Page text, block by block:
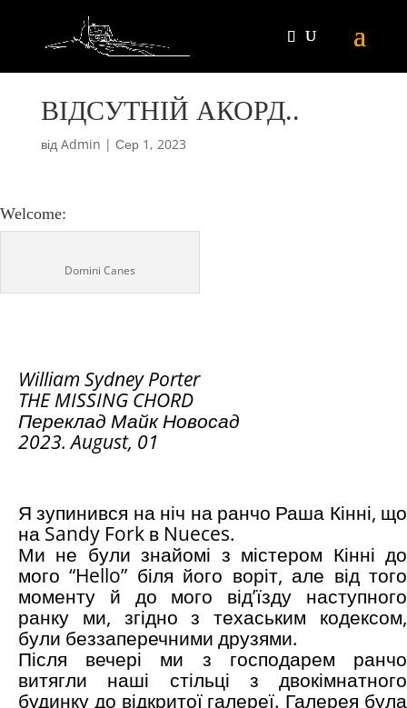
ВІДСУТНІЙ АКОРД..
від Admin | Сер 1, 2023
Welcome:
Domini Canes
William Sydney Porter
THE MISSING CHORD
Переклад Майк Новосад
2023. August, 01
Я зупинився на ніч на ранчо Раша Кінні, що
на Sandy Fork в Nueces.
Ми не були знайомі з містером Кінні до
мого “Hello” біля його воріт, але від того
моменту й до мого від’їзду наступного
ранку ми, згідно з техаським кодексом,
були беззаперечними друзями.
Після вечері ми з господарем ранчо
витягли наші стільці з двокімнатного
будинку до відкритої галереї. Галерея була